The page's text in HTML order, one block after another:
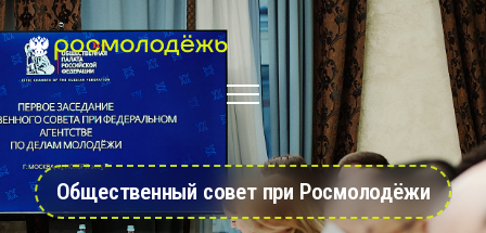
Общественный совет при Росмолодёжи